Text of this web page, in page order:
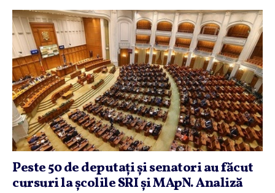
Peste 50 de deputaţi şi senatori au făcut
cursuri la şcolile SRI şi MApN. Analiză